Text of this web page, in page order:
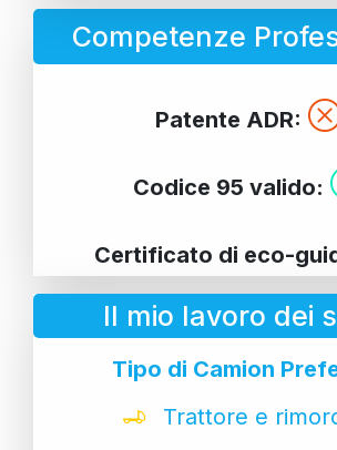
Competenze
Patente ADR:
Codice 95 valido:
Certificato di eco-
Il mio lavoro dei
Tipo di Camion
Trattore e